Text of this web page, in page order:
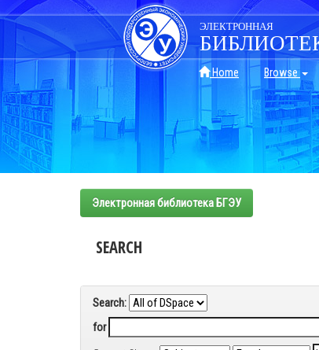
Skip
navigation
ЭЛЕКТРОННАЯ
Home Browse
Электронная библиотека БГЭУ
SEARCH
Search:
for